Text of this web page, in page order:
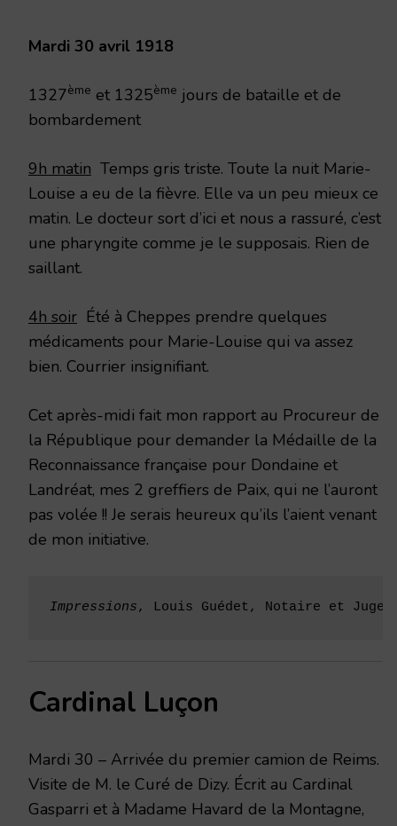
Mardi 30 avril 1918
1327ème et 1325ème jours de bataille et de
bombardement
9h matin Temps gris triste. Toute la nuit Marie-
Louise a eu de la fièvre. Elle va un peu mieux ce
matin. Le docteur sort d’ici et nous a rassuré, c’est
une pharyngite comme je le supposais. Rien de
saillant.
4h soir Été à Cheppes prendre quelques
médicaments pour Marie-Louise qui va assez
bien. Courrier insignifiant.
Cet après-midi fait mon rapport au Procureur de
la République pour demander la Médaille de la
Reconnaissance française pour Dondaine et
Landréat, mes 2 greffiers de Paix, qui ne l’auront
pas volée !! Je serais heureux qu’ils l’aient venant
de mon initiative.
Impressions, Louis Guédet, Notaire et
Cardinal Luçon
Mardi 30 – Arrivée du premier camion de Reims.
Visite de M. le Curé de Dizy. Écrit au Cardinal
Gasparri et à Madame Havard de la Montagne,